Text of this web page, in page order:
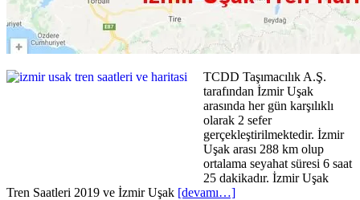
TCDD Taşımacılık A.Ş.
tarafından İzmir Uşak
arasında her gün karşılıklı
olarak 2 sefer
gerçekleştirilmektedir. İzmir
Uşak arası 288 km olup
ortalama seyahat süresi 6 saat
25 dakikadır. İzmir Uşak
Tren Saatleri 2019 ve İzmir Uşak [devamı…]